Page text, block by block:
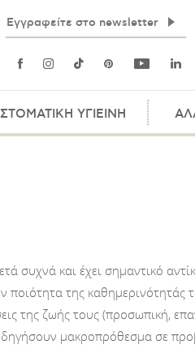
ΣΤΟΜΑΤΙΚΗ ΥΓΙΕΙΝΗ
συχνά και έχει σημαντικό
της καθημερινότητάς
της ζωής τους (προσωπική,
μακροπρόθεσμα σε